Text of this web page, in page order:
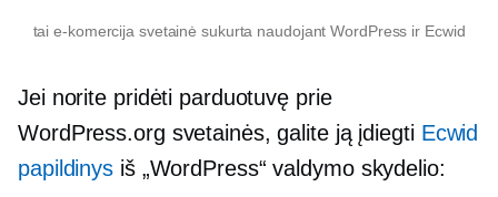
taie-komercija svetainė sukurta naudojant WordPress ir Ecwid
Jei norite pridėti parduotuvę prie
WordPress.org svetainės, galite ją įdiegti Ecwid
papildinys iš „WordPress“ valdymo skydelio: